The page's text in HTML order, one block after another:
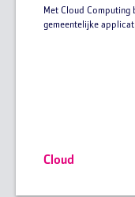
Met Cloud
gemeentelijke
Cloud